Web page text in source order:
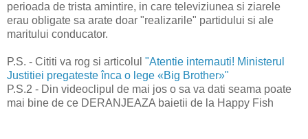
perioada de trista amintire, in care televiziunea si ziarele
erau obligate sa arate doar "realizarile" partidului si ale
maritului conducator.
P.S. - Cititi va rog si articolul "Atentie internauti! Ministerul
Justitiei pregateste înca o lege «Big Brother»"
P.S.2 - Din videoclipul de mai jos o sa va dati seama poate
mai bine de ce DERANJEAZA baietii de la Happy Fish